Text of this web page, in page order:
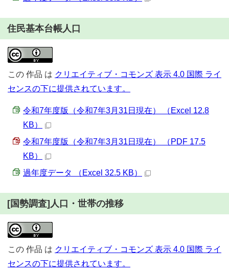
住民基本台帳人口
この 作品 は クリエイティブ・コモンズ 表示 4.0 国際 ライ
センスの下に提供されています。
令和7年度版（令和7年3月31日現在） （Excel 12.8
KB）
令和7年度版（令和7年3月31日現在） （PDF 17.5
KB）
過年度データ （Excel 32.5 KB）
[国勢調査]人口・世帯の推移
この 作品 は クリエイティブ・コモンズ 表示 4.0 国際 ライ
センスの下に提供されています。